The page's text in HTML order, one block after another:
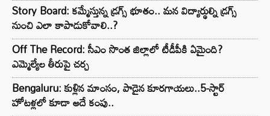
Story Board: కమ్మేస్తున్న డ్రగ్స్ భూతం.. మన విద్యార్థుల్ని డ్రగ్స్
నుంచి ఎలా కాపాడుకోవాలి..?
Off The Record: సీఎం సొంత జిల్లాలో టీడీపీకి ఏమైంది?
ఎమ్మెల్యేల తీరుపై చర్చ
Bengaluru: కుళ్లిన మాంసం, పాడైన కూరగాయలు..5-స్టార్
హోటళ్లలో కూడా అదే కంపు..